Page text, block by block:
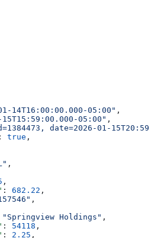
14T16:00:00.000-05:00" ,
15T15:59:00.000-05:00" ,
date=2026-01-
: true ,
,
,
: 682.22 ,
,
"Springview Holdings" ,
: 54118 ,
: 2.25 ,